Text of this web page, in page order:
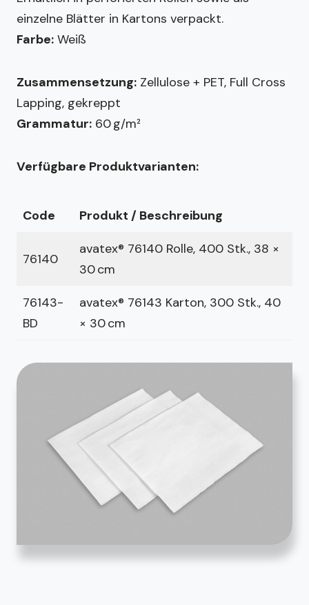
einzelne Blätter in Kartons verpackt.
Farbe: Weiß
Zusammensetzung: Zellulose + PET, Full Cross
Lapping, gekreppt
Grammatur: 60 g/m²
Verfügbare Produktvarianten:
Code Produkt / Beschreibung
76140
avatex® 76140 Rolle, 400 Stk., 38 ×
30 cm
76143-
BD
avatex® 76143 Karton, 300 Stk., 40
× 30 cm